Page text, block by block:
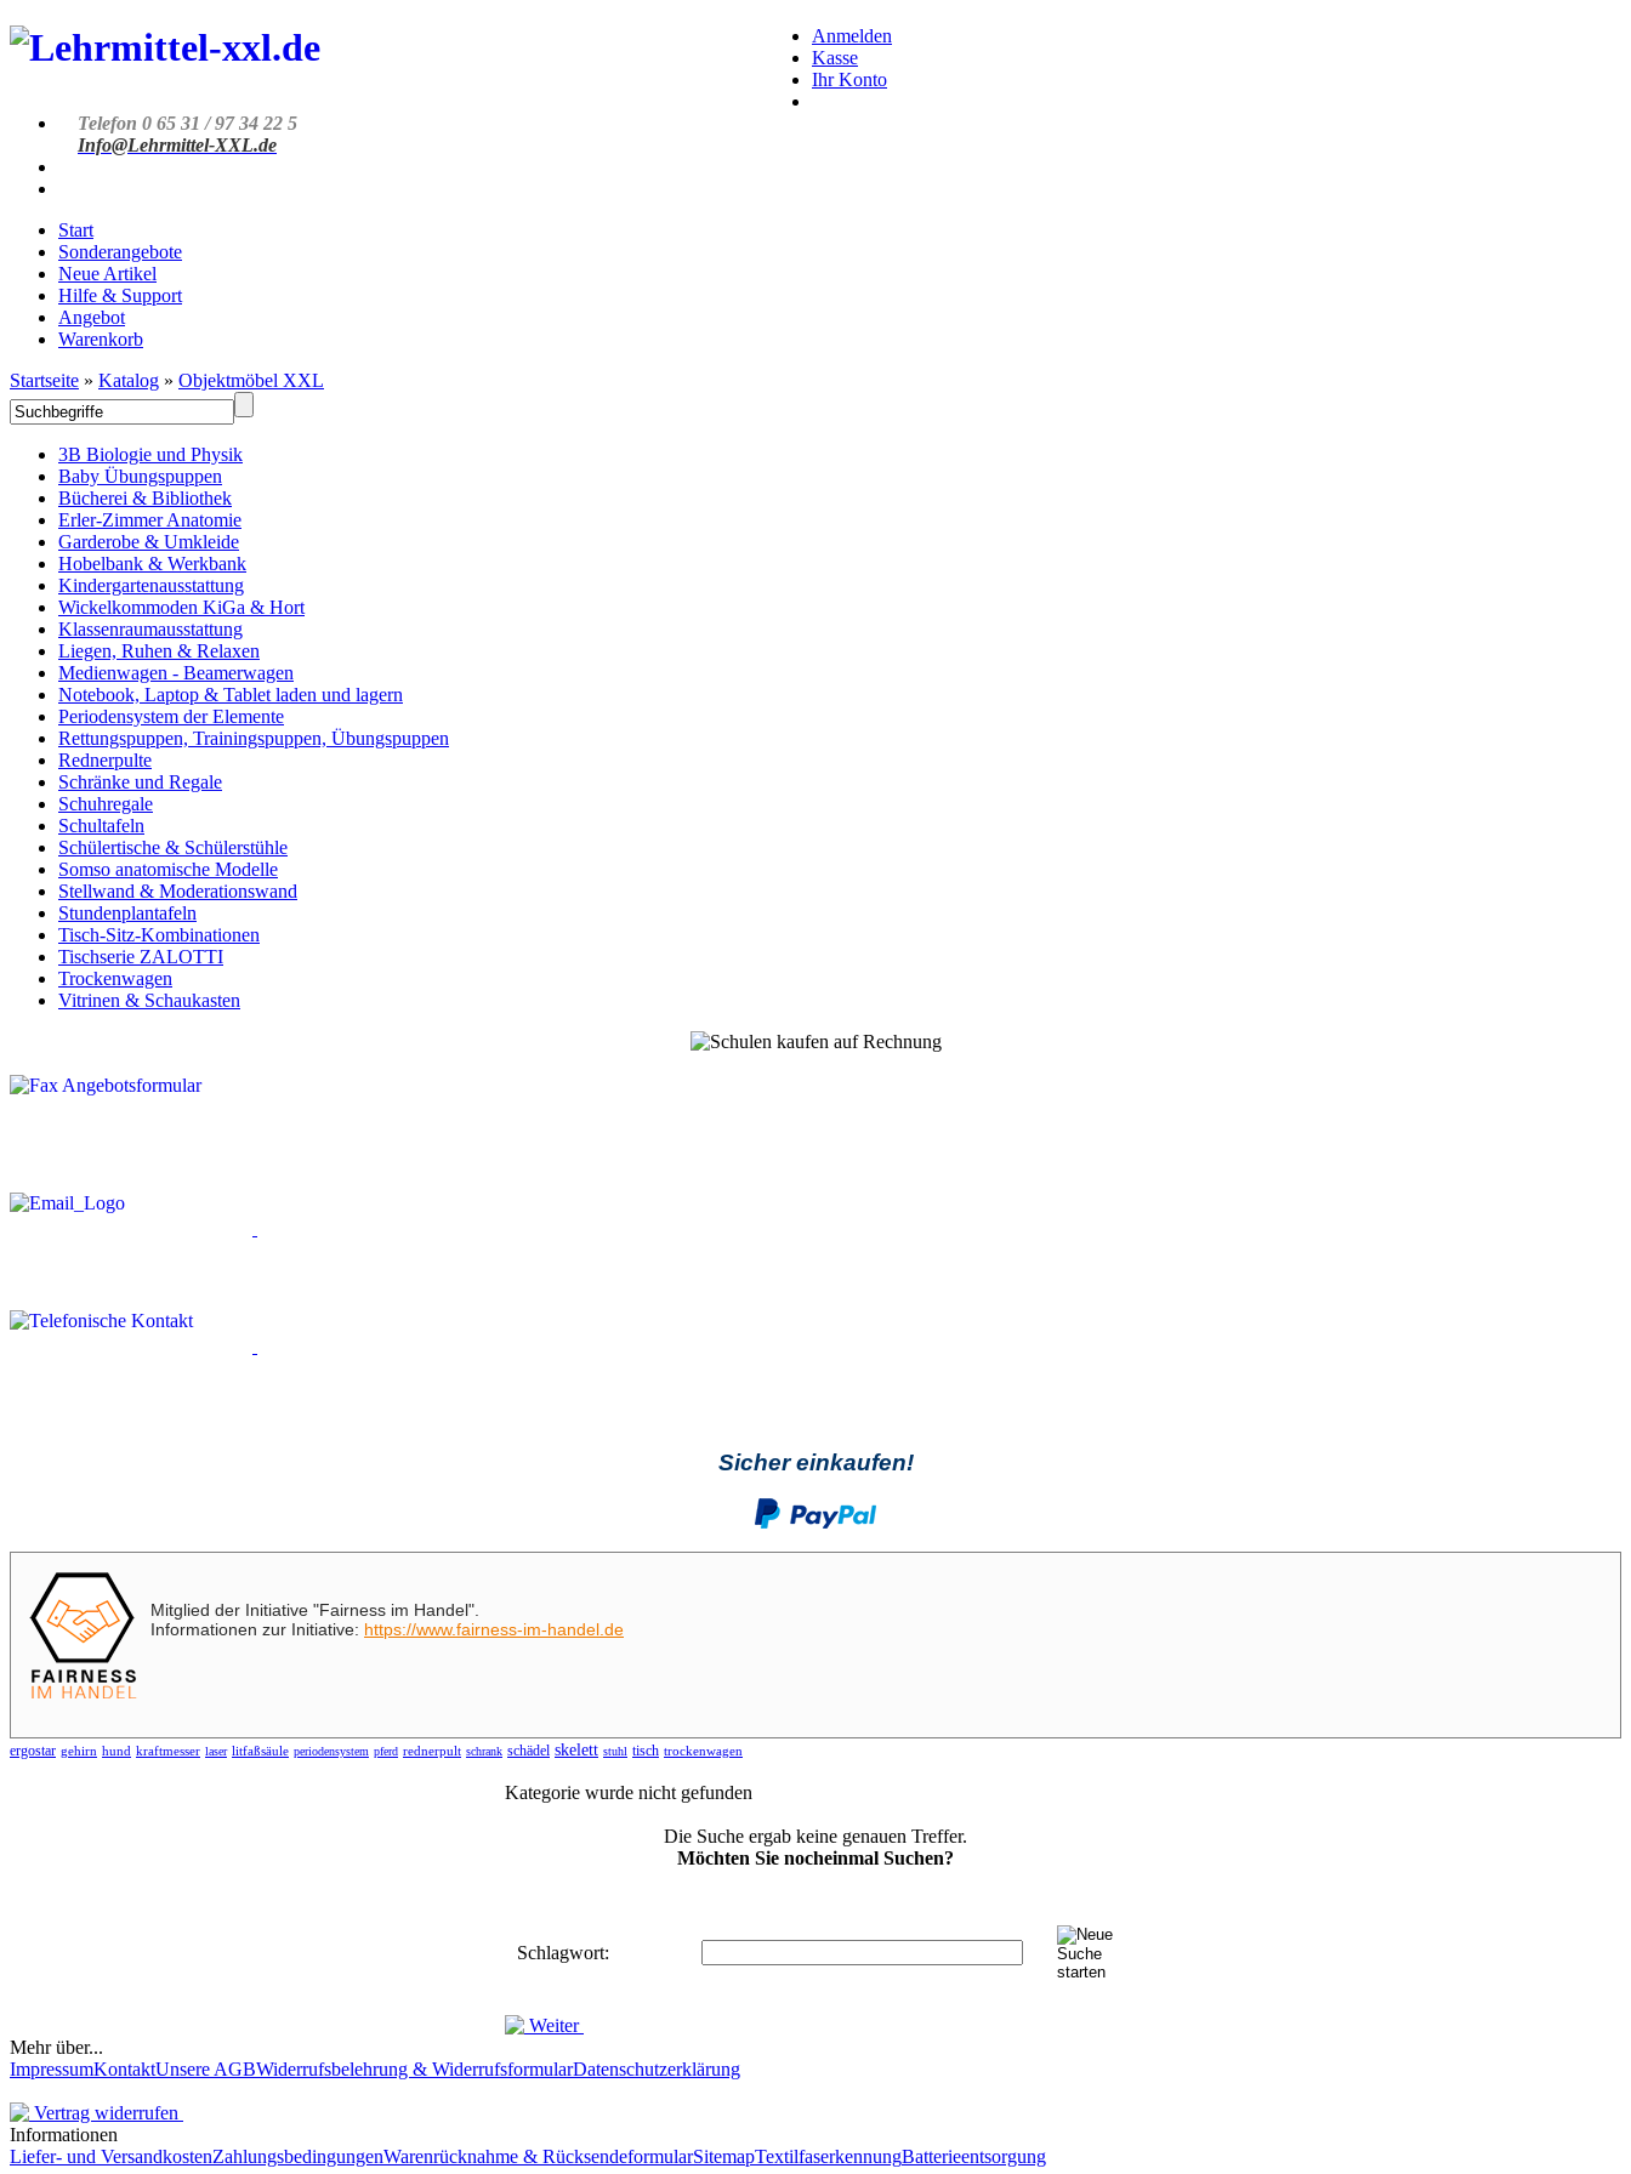
Anmelden
Kasse
Ihr Konto
Telefon 0 65 31 / 97 34 22 5
Info@Lehrmittel-XXL.de
Start
Sonderangebote
Neue Artikel
Hilfe & Support
Angebot
Warenkorb
Startseite » Katalog » Objektmöbel XXL
3B Biologie und Physik
Baby Übungspuppen
Bücherei & Bibliothek
Erler-Zimmer Anatomie
Garderobe & Umkleide
Hobelbank & Werkbank
Kindergartenausstattung
Wickelkommoden KiGa & Hort
Klassenraumausstattung
Liegen, Ruhen & Relaxen
Medienwagen - Beamerwagen
Notebook, Laptop & Tablet laden und lagern
Periodensystem der Elemente
Rettungspuppen, Trainingspuppen, Übungspuppen
Rednerpulte
Schränke und Regale
Schuhregale
Schultafeln
Schülertische & Schülerstühle
Somso anatomische Modelle
Stellwand & Moderationswand
Stundenplantafeln
Tisch-Sitz-Kombinationen
Tischserie ZALOTTI
Trockenwagen
Vitrinen & Schaukasten
Sicher einkaufen!
Mitglied der Initiative "Fairness im Handel".
Informationen zur Initiative: https://www.fairness-im-handel.de
ergostar gehirn hund kraftmesser laser litfaßsäule periodensystem pferd rednerpult schrank schädel skelett stuhl tisch trockenwagen
Kategorie wurde nicht gefunden
Die Suche ergab keine genauen Treffer.
Möchten Sie nocheinmal Suchen?
Schlagwort:
Mehr über...
ImpressumKontaktUnsere AGBWiderrufsbelehrung & WiderrufsformularDatenschutzerklärung
Informationen
Liefer- und VersandkostenZahlungsbedingungenWarenrücknahme & RücksendeformularSitemapTextilfaserkennungBatterieentsorgung